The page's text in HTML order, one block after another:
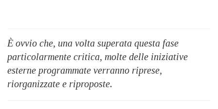
È ovvio che, una volta superata questa fase
particolarmente critica, molte delle iniziative
esterne programmate verranno riprese,
riorganizzate e riproposte.